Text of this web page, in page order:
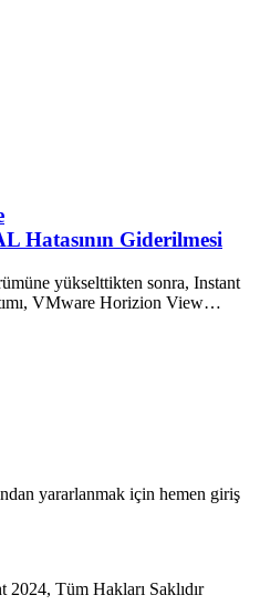
Hatasının Giderilmesi
yükselttikten sonra, Instant
VMware Horizion View…
yararlanmak için hemen giriş
Tüm Hakları Saklıdır